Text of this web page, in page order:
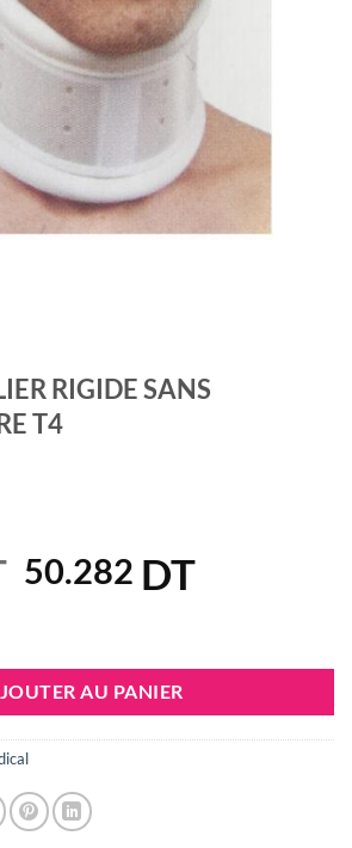
RIGIDE SANS
T4
Le
était :
55.869 DT.
50.282 DTLe
est :
AU PANIER